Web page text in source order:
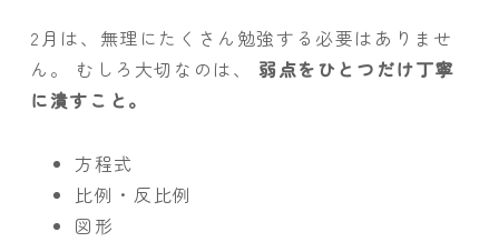
2月は、無理にたくさん勉強する必要はありませ
ん。 むしろ大切なのは、 弱点をひとつだけ丁寧
に潰すこと。
方程式
比例・反比例
図形